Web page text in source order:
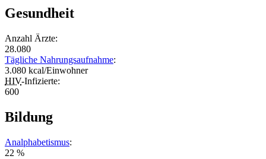
Gesundheit
Anzahl Ärzte:
28.080
Tägliche Nahrungsaufnahme:
3.080 kcal/Einwohner
HIV-Infizierte:
600
Bildung
Analphabetismus:
22 %